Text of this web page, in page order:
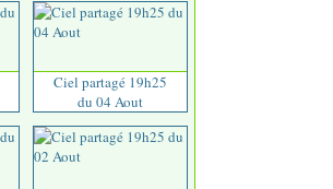
Ciel partagé 19h25
du 04 Aout